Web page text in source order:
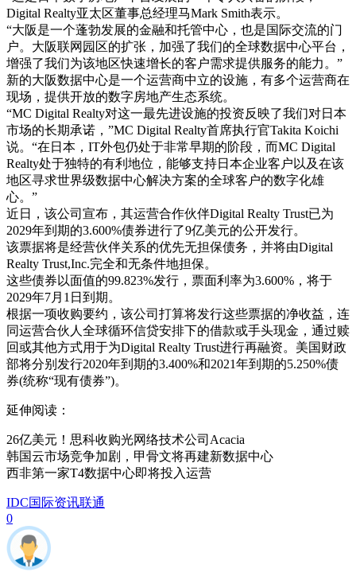
Digital Realty亚太区董事总经理马Mark Smith表示。
“大阪是一个蓬勃发展的金融和托管中心，也是国际交流的门
户。大阪联网园区的扩张，加强了我们的全球数据中心平台，
增强了我们为该地区快速增长的客户需求提供服务的能力。”
新的大阪数据中心是一个运营商中立的设施，有多个运营商在
现场，提供开放的数字房地产生态系统。
“MC Digital Realty对这一最先进设施的投资反映了我们对日本
市场的长期承诺，”MC Digital Realty首席执行官Takita Koichi
说。“在日本，IT外包仍处于非常早期的阶段，而MC Digital
Realty处于独特的有利地位，能够支持日本企业客户以及在该
地区寻求世界级数据中心解决方案的全球客户的数字化雄
心。”
近日，该公司宣布，其运营合作伙伴Digital Realty Trust已为
2029年到期的3.600%债券进行了9亿美元的公开发行。
该票据将是经营伙伴关系的优先无担保债务，并将由Digital
Realty Trust,Inc.完全和无条件地担保。
这些债券以面值的99.823%发行，票面利率为3.600%，将于
2029年7月1日到期。
根据一项收购要约，该公司打算将发行这些票据的净收益，连
同运营合伙人全球循环信贷安排下的借款或手头现金，通过赎
回或其他方式用于为Digital Realty Trust进行再融资。美国财政
部将分别发行2020年到期的3.400%和2021年到期的5.250%债
券(统称“现有债券”)。
延伸阅读：
26亿美元！思科收购光网络技术公司Acacia
韩国云市场竞争加剧，甲骨文将再建新数据中心
西非第一家T4数据中心即将投入运营
IDC国际资讯联通
0